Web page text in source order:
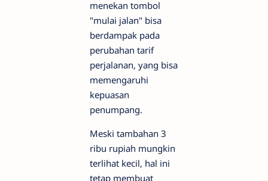
menekan tombol
"mulai jalan" bisa
berdampak pada
perubahan tarif
perjalanan, yang bisa
memengaruhi
kepuasan
penumpang.
Meski tambahan 3
ribu rupiah mungkin
terlihat kecil, hal ini
tetap membuat